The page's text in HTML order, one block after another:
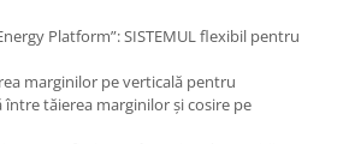
Platform”: SISTEMUL flexibil pentru
marginilor pe verticală pentru
tăierea marginilor şi cosire pe